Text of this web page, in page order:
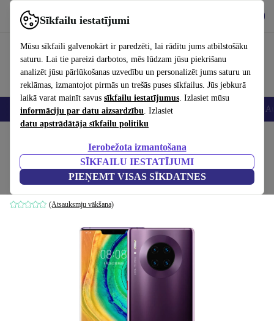
Sīkfailu iestatījumi
Mūsu sīkfaili galvenokārt ir paredzēti, lai rādītu jums atbilstošāku
saturu. Lai tie pareizi darbotos, mēs lūdzam jūsu piekrišanu
analizēt jūsu pārlūkošanas uzvedību un personalizēt jums saturu un
reklāmas, izmantojot pirmās un trešās puses sīkfailus. Jūs jebkurā
laikā varat mainīt savus sīkfailu iestatījumus. Izlasiet mūsu
informāciju par datu aizsardzību. Izlasiet
datu apstrādātāja sīkfailu politiku
Ierobežota izmantošana
SĪKFAILU IESTATĪJUMI
PIEŅEMT VISAS SĪKDATNES
Izmantojiet refurbed ātri un viegli
Viedtālruņi Portatīvie datori Planšetes Viedpulksteņi
Huawei Mate 30 Pro
256 GB | Dual-SIM | Cosmic Purple
(Atsauksmju vākšana)